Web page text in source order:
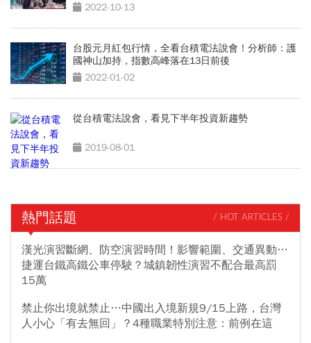
2022-10-13
台股元月紅包行情，全看台積電法說會！分析師：護
國神山加持，指數高峰落在13日前後
2022-01-02
從台積電法說會，看見下半年投資新趨勢
2019-08-01
熱門話題 / HOT ARTICLES /
漢光演習斷網、防空演習時間！影響範圍、交通異動…
捷運台鐵高鐵公車停駛？城鎮韌性演習不配合最高罰
15萬
禁止你出境就禁止…中國出入境新規9/15上路，台灣
人小心「有去無回」？4種職業特別注意：前例在這